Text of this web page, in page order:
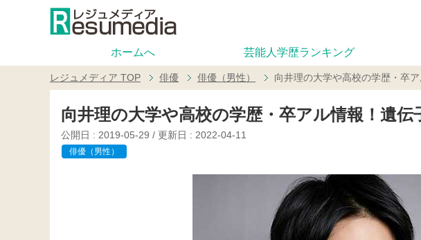
ホームへ 芸能人学歴ランキング
レジュメディア TOP 俳優 俳優（男性） 向井理の大学や高校の学歴・卒
向井理の大学や高校の学歴・卒アル情報！遺伝
公開日 : 2019-05-29 / 更新日 : 2022-04-11
俳優（男性）